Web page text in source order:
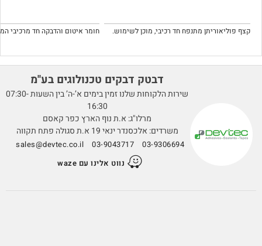
קצף פוליאוריתן מתנפח חד רכיבי, מוכן לשימוש.
דבטק דבקים טכנולוגים בע''מ
שירות הלקוחות שלנו זמין בימים א’-ה’ בין השעות 07:30-
16:30
מרלו"ג: א.ת נוף הארץ כפר קאסם
משרדים: אלכסנדר ינאי 19 א.ת סגולה פתח תקווה
03-9306694
03-9043717
sales@devtec.co.il
נווט אלינו עם waze